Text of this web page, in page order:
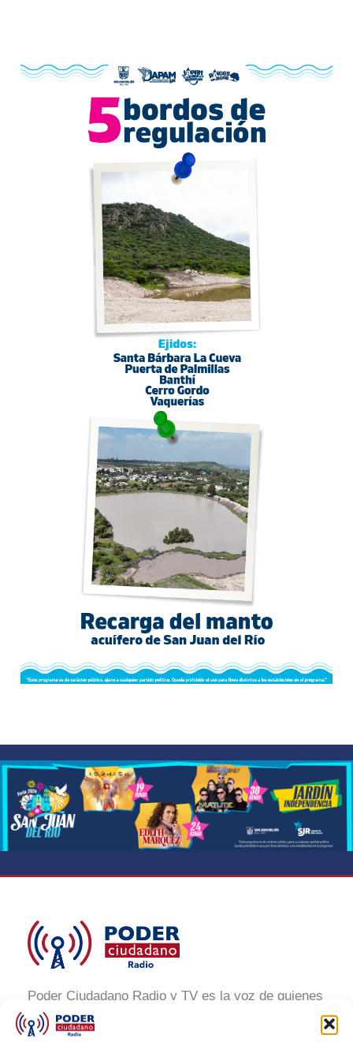
Poder Ciudadano Radio y TV es la voz de quienes
buscan un México informado y participativo.